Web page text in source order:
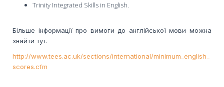
Trinity Integrated Skills in English.
Більше інформації про вимоги до англійської мови можна
знайти тут.
http://www.tees.ac.uk/sections/international/minimum_english_
scores.cfm